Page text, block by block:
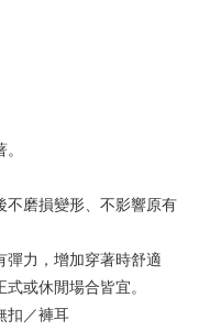
Commercial
Taipei
Bank
Komersial Pertama
Hwa Commercial Bank
Komersial Taipei Fubon
International Commercial
Commercial Bank
Bank
不磨損變形、不影響原有
彈力，增加穿著時舒適
或休閒場合皆宜。
扣／褲耳